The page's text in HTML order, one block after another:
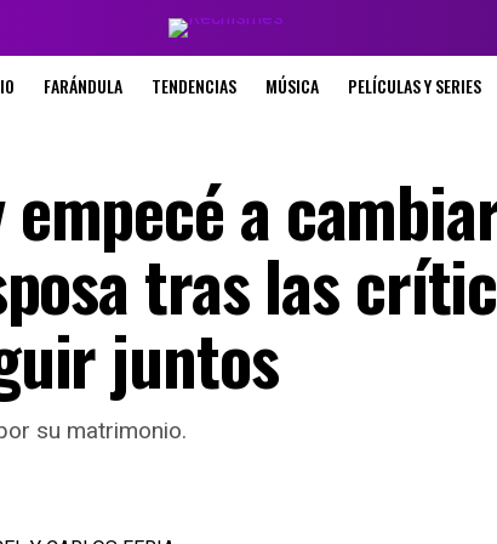
FARÁNDULA TENDENCIAS MÚSICA PELÍCULAS Y SERIES
a
tras las
juntos
su matrimonio.